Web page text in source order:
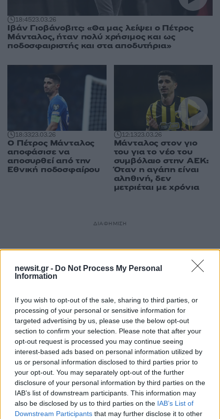
newsit.gr - Do Not Process My Personal
Information
If you wish to opt-out of the sale, sharing to third parties, or
processing of your personal or sensitive information for
targeted advertising by us, please use the below opt-out
section to confirm your selection. Please note that after your
opt-out request is processed you may continue seeing
interest-based ads based on personal information utilized by
us or personal information disclosed to third parties prior to
your opt-out. You may separately opt-out of the further
disclosure of your personal information by third parties on the
IAB’s list of downstream participants. This information may
also be disclosed by us to third parties on the IAB’s List of
Downstream Participants that may further disclose it to other
18:4523.03.26
Ιβάν Γιοβάνοβιτς: «Θα μας λείψει ο Πέτρος
Μάνταλος, ήταν πολύ χρήσιμος και ως
ποδοσφαιριστής και στα αποδυτήρια»
18:3323.03.26
Ο Πέτρος Μάνταλος
αποφάσισε να
αποσυρθεί από την
Εθνική ποδοσφαίρου
12:1323.03.26
Μάνταλος στον γιο
του για το νέο του
συμβόλαιο στην ΑΕΚ:
Όταν η αγάπη είναι
αληθινή, δεν
μετριέται με χρόνια
ΔΙΑΦΗΜΙΣΗ